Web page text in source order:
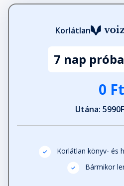
Korlátlan
7 nap
0 Ft
Utána:
Korlátlan könyv- és
Bármikor